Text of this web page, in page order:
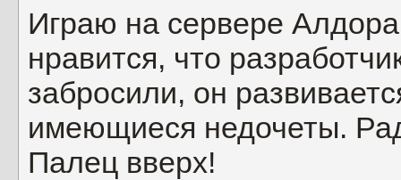
Играю на сервере
нравится, что
забросили, он
имеющиеся недочеты.
Палец вверх!